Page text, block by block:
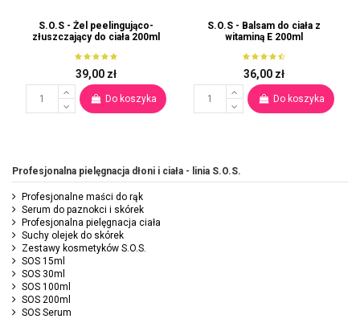
S.O.S - Żel peelingująco-
złuszczający do ciała 200ml
39,00 zł
Do koszyka
S.O.S - Balsam do ciała z
witaminą E 200ml
36,00 zł
Do koszyka
Profesjonalna pielęgnacja dłoni i ciała - linia S.O.S.
Profesjonalne maści do rąk
Serum do paznokci i skórek
Profesjonalna pielęgnacja ciała
Suchy olejek do skórek
Zestawy kosmetyków S.O.S.
SOS 15ml
SOS 30ml
SOS 100ml
SOS 200ml
SOS Serum